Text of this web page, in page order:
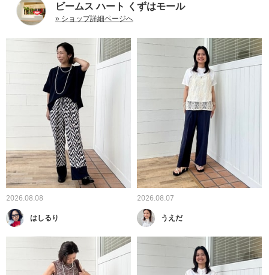
ビームス ハート くずはモール
» ショップ詳細ページへ
2026.08.08
はしるり
2026.08.07
うえだ